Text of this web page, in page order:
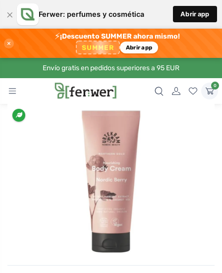
× Ferwer: perfumes y cosmética Abrir app
×
⚡¡Descuento SUMMER ahora mismo!
SUMMER Abrir app
Envío gratis en pedidos superiores a 95 EUR
0